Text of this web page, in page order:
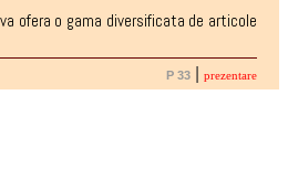
va ofera o gama diversificata de articole
P 33 prezentare